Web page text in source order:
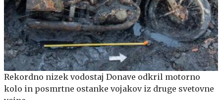
Rekordno nizek vodostaj Donave odkril motorno
kolo in posmrtne ostanke vojakov iz druge svetovne